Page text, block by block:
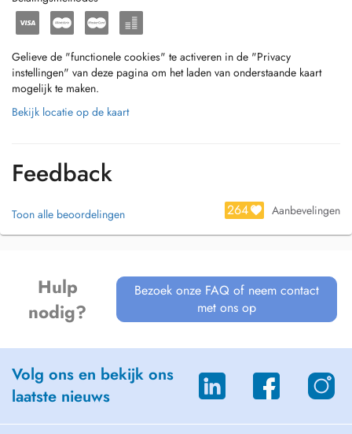
Gelieve de "functionele cookies" te activeren in de "Privacy
instellingen" van deze pagina om het laden van onderstaande kaart
mogelijk te maken.
Bekijk locatie op de kaart
Feedback
Toon alle beoordelingen 264 Aanbevelingen
Hulp
nodig?
Bezoek onze FAQ of neem contact
met ons op
Volg ons en bekijk ons
laatste nieuws